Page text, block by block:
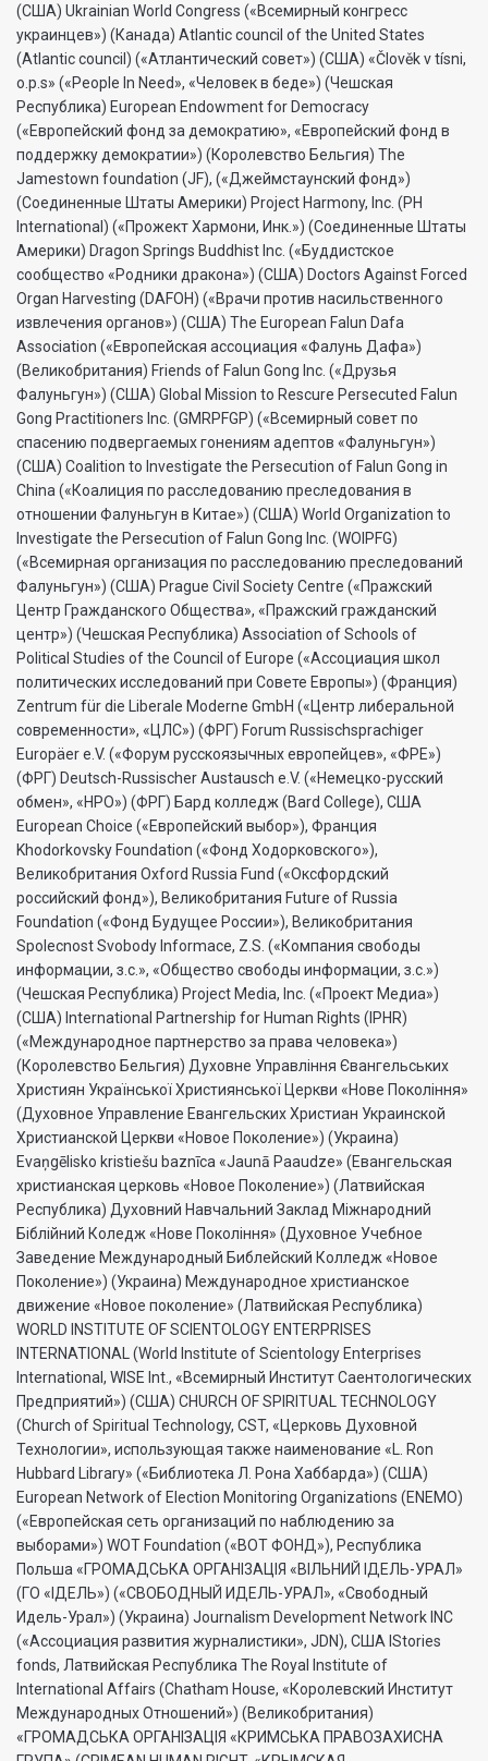
(США) Ukrainian World Congress («Всемирный конгресс
украинцев») (Канада) Atlantic council of the United States
(Atlantic council) («Атлантический совет») (США) «Člověk v tísni,
o.p.s» («People In Need», «Человек в беде») (Чешская
Республика) European Endowment for Democracy
(«Европейский фонд за демократию», «Европейский фонд в
поддержку демократии») (Королевство Бельгия) The
Jamestown foundation (JF), («Джеймстаунский фонд»)
(Соединенные Штаты Америки) Project Harmony, Inc. (PH
International) («Прожект Хармони, Инк.») (Соединенные Штаты
Америки) Dragon Springs Buddhist Inc. («Буддистское
сообщество «Родники дракона») (США) Doctors Against Forced
Organ Harvesting (DAFOH) («Врачи против насильственного
извлечения органов») (США) The European Falun Dafa
Association («Европейская ассоциация «Фалунь Дафа»)
(Великобритания) Friends of Falun Gong Inc. («Друзья
Фалуньгун») (США) Global Mission to Rescure Persecuted Falun
Gong Practitioners Inc. (GMRPFGP) («Всемирный совет по
спасению подвергаемых гонениям адептов «Фалуньгун»)
(США) Coalition to Investigate the Persecution of Falun Gong in
China («Коалиция по расследованию преследования в
отношении Фалуньгун в Китае») (США) World Organization to
Investigate the Persecution of Falun Gong Inc. (WOIPFG)
(«Всемирная организация по расследованию преследований
Фалуньгун») (США) Prague Civil Society Centre («Пражский
Центр Гражданского Общества», «Пражский гражданский
центр») (Чешская Республика) Association of Schools of
Political Studies of the Council of Europe («Ассоциация школ
политических исследований при Совете Европы») (Франция)
Zentrum für die Liberale Moderne GmbH («Центр либеральной
современности», «ЦЛС») (ФРГ) Forum Russischsprachiger
Europäer e.V. («Форум русскоязычных европейцев», «ФРЕ»)
(ФРГ) Deutsch-Russischer Austausch e.V. («Немецко-русский
обмен», «НРО») (ФРГ) Бард колледж (Bard College), США
European Choice («Европейский выбор»), Франция
Khodorkovsky Foundation («Фонд Ходорковского»),
Великобритания Oxford Russia Fund («Оксфордский
российский фонд»), Великобритания Future of Russia
Foundation («Фонд Будущее России»), Великобритания
Spolecnost Svobody Informace, Z.S. («Компания свободы
информации, з.с.», «Общество свободы информации, з.с.»)
(Чешская Республика) Project Media, Inc. («Проект Медиа»)
(США) International Partnership for Human Rights (IPHR)
(«Международное партнерство за права человека»)
(Королевство Бельгия) Духовне Управлiння Євангельських
Християн Української Християнської Церкви «Нове Поколiння»
(Духовное Управление Евангельских Христиан Украинской
Христианской Церкви «Новое Поколение») (Украина)
Evaņgēlisko kristiešu baznīca «Jaunā Paaudze» (Евангельская
христианская церковь «Новое Поколение») (Латвийская
Республика) Духовний Навчальний Заклад Міжнародний
Біблійний Коледж «Нове Покоління» (Духовное Учебное
Заведение Международный Библейский Колледж «Новое
Поколение») (Украина) Международное христианское
движение «Новое поколение» (Латвийская Республика)
WORLD INSTITUTE OF SCIENTOLOGY ENTERPRISES
INTERNATIONAL (World Institute of Scientology Enterprises
International, WISE Int., «Всемирный Институт Саентологических
Предприятий») (США) CHURCH OF SPIRITUAL TECHNOLOGY
(Church of Spiritual Technology, CST, «Церковь Духовной
Технологии», использующая также наименование «L. Ron
Hubbard Library» («Библиотека Л. Рона Хаббарда») (США)
European Network of Election Monitoring Organizations (ENEMO)
(«Европейская сеть организаций по наблюдению за
выборами») WOT Foundation («ВОТ ФОНД»), Республика
Польша «ГРОМАДСЬКА ОРГАНI3АЦIЯ «ВIЛЬНИЙ IДЕЛЬ-УРАЛ»
(ГО «IДЕЛЬ») («СВОБОДНЫЙ ИДЕЛЬ-УРАЛ», «Свободный
Идель-Урал») (Украина) Journalism Development Network INC
(«Ассоциация развития журналистики», JDN), США IStories
fonds, Латвийская Республика The Royal Institute of
International Affairs (Chatham House, «Королевский Институт
Международных Отношений») (Великобритания)
«ГРОМАДСЬКА ОРГАНIЗАЦIЯ «КРИМСЬКА ПРАВОЗАХИСНА